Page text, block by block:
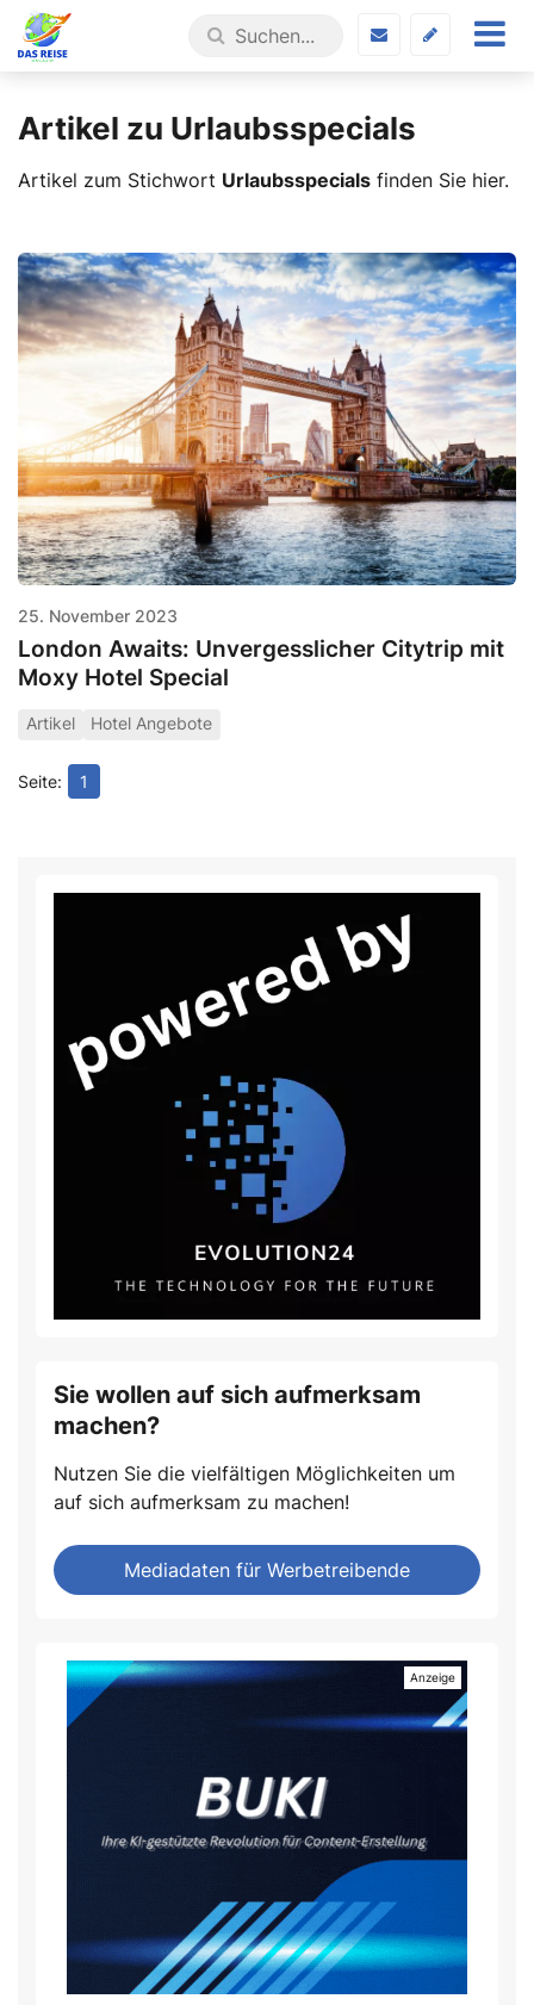
Artikel zu Urlaubsspecials
Artikel zum Stichwort Urlaubsspecials finden Sie hier.
25. November 2023
London Awaits: Unvergesslicher Citytrip mit
Moxy Hotel Special
Artikel Hotel Angebote
1
Sie wollen auf sich aufmerksam
machen?
Nutzen Sie die vielfältigen Möglichkeiten um
auf sich aufmerksam zu machen!
Mediadaten für Werbetreibende